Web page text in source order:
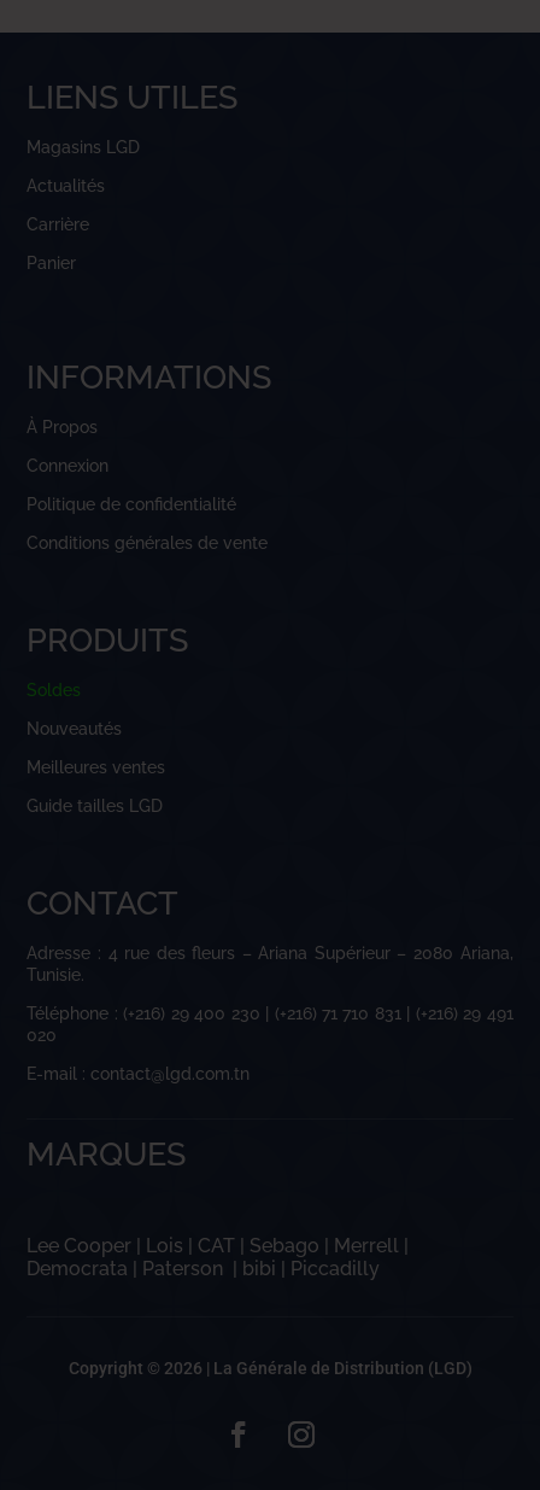
LIENS UTILES
Magasins LGD
Actualités
Carrière
Panier
INFORMATIONS
À Propos
Connexion
Politique de confidentialité
Conditions générales de vente
PRODUITS
Soldes
Nouveautés
Meilleures ventes
Guide tailles LGD
CONTACT
Adresse : 4 rue des fleurs – Ariana Supérieur – 2080 Ariana,
Tunisie.
Téléphone : (+216) 29 400 230 | (+216) 71 710 831 | (+216) 29 491
020
E-mail : contact@lgd.com.tn
MARQUES
Lee Cooper Lois CAT Sebago Merrell
Democrata
Paterson bibi Piccadilly
Copyright © 2026 | La Générale de Distribution (LGD)